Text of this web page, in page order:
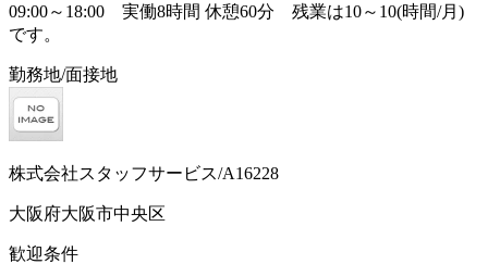
09:00～18:00 実働8時間 休憩60分 残業は10～10(時間/月)
です。
勤務地/面接地
株式会社スタッフサービス/A16228
大阪府大阪市中央区
歓迎条件